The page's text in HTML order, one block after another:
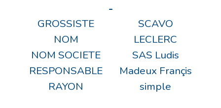
-
GROSSISTE
SCAVO
NOM
LECLERC
NOM SOCIETE
SAS Ludis
RESPONSABLE
Madeux Françis
RAYON
simple